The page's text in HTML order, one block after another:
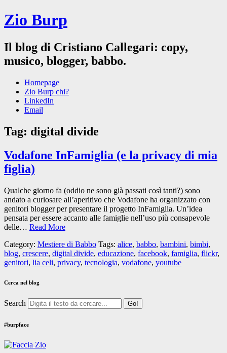
Zio Burp
Il blog di Cristiano Callegari: copy,
musico, blogger, babbo.
Homepage
Zio Burp chi?
LinkedIn
Email
Tag: digital divide
Vodafone InFamiglia (e la privacy di mia
figlia)
Qualche giorno fa (oddio ne sono già passati così tanti?) sono
andato a curiosare all’aperitivo che Vodafone ha organizzato con
genitori blogger per presentare il progetto InFamiglia. Un’idea
pensata per essere accanto alle famiglie nell’uso più consapevole
delle… Read More
Category: Mestiere di Babbo Tags: alice, babbo, bambini, bimbi,
blog, crescere, digital divide, educazione, facebook, famiglia, flickr,
genitori, lia celi, privacy, tecnologia, vodafone, youtube
Cerca nel blog
Search
#burpface